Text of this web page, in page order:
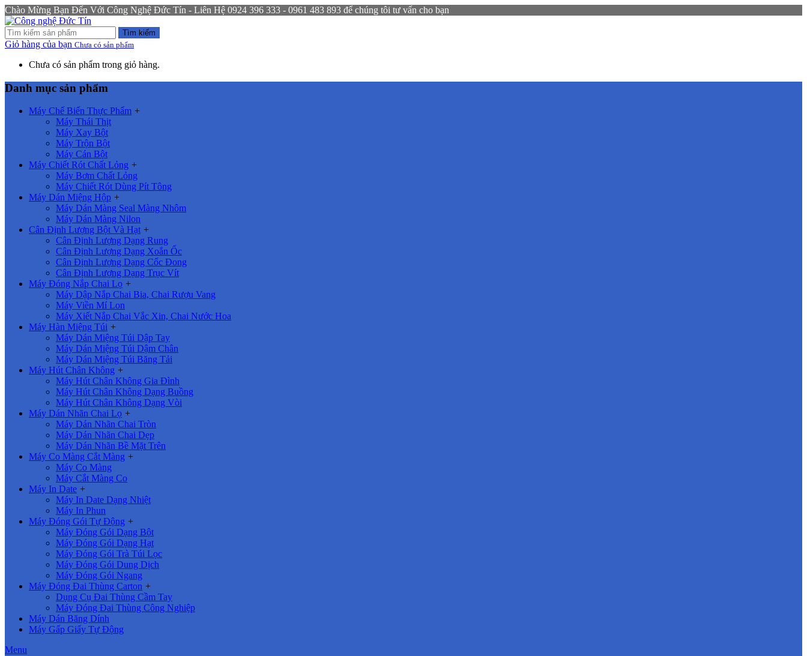
Chào Mừng Bạn Đến Với Công Nghệ Đức Tín - Liên Hệ 0924 396 333 - 0961 483 893 để chúng tôi tư vấn cho bạn
Tìm kiếm
Giỏ hàng của bạn Chưa có sản phẩm
Chưa có sản phẩm trong giỏ hàng.
Danh mục sản phẩm
Máy Chế Biến Thực Phẩm +
Máy Thái Thịt
Máy Xay Bột
Máy Trộn Bột
Máy Cán Bột
Máy Chiết Rót Chất Lỏng +
Máy Bơm Chất Lỏng
Máy Chiết Rót Dùng Pít Tông
Máy Dán Miệng Hộp +
Máy Dán Màng Seal Màng Nhôm
Máy Dán Màng Nilon
Cân Định Lượng Bột Và Hạt +
Cân Định Lượng Dạng Rung
Cân Định Lượng Dạng Xoắn Ốc
Cân Định Lượng Dạng Cốc Đong
Cân Định Lượng Dạng Trục Vít
Máy Đóng Nắp Chai Lọ +
Máy Dập Nắp Chai Bia, Chai Rượu Vang
Máy Viền Mí Lon
Máy Xiết Nắp Chai Vắc Xin, Chai Nước Hoa
Máy Hàn Miệng Túi +
Máy Dán Miệng Túi Dập Tay
Máy Dán Miệng Túi Dậm Chân
Máy Dán Miệng Túi Băng Tải
Máy Hút Chân Không +
Máy Hút Chân Không Gia Đình
Máy Hút Chân Không Dạng Buồng
Máy Hút Chân Không Dạng Vòi
Máy Dán Nhãn Chai Lọ +
Máy Dán Nhãn Chai Tròn
Máy Dán Nhãn Chai Dẹp
Máy Dán Nhãn Bề Mặt Trên
Máy Co Màng Cắt Màng +
Máy Co Màng
Máy Cắt Màng Co
Máy In Date +
Máy In Date Dạng Nhiệt
Máy In Phun
Máy Đóng Gói Tự Động +
Máy Đóng Gói Dạng Bột
Máy Đóng Gói Dạng Hạt
Máy Đóng Gói Trà Túi Lọc
Máy Đóng Gói Dung Dịch
Máy Đóng Gói Ngang
Máy Đóng Đai Thùng Carton +
Dụng Cụ Đai Thùng Cầm Tay
Máy Đóng Đai Thùng Công Nghiệp
Máy Dán Băng Dính
Máy Gấp Giấy Tự Động
Menu